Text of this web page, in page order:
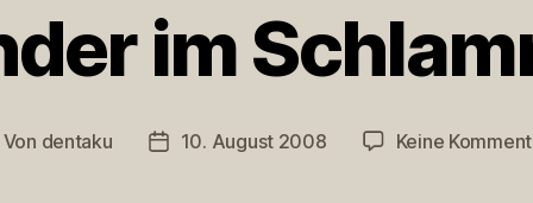
im
Von dentaku Veröffentlichungsdatum
10. August 2008 Keine